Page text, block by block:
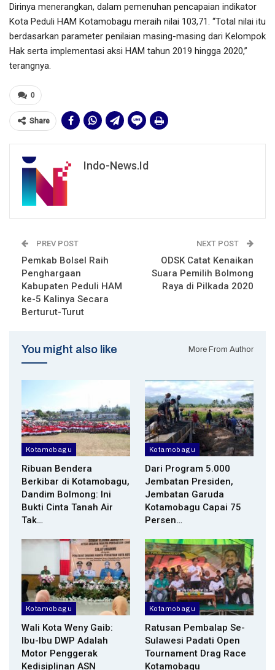
Dirinya menerangkan, dalam pemenuhan pencapaian indikator
Kota Peduli HAM Kotamobagu meraih nilai 103,71. “Total nilai itu
berdasarkan parameter penilaian masing-masing dari Kelompok
Hak serta implementasi aksi HAM tahun 2019 hingga 2020,”
terangnya.
0
Share
Indo-News.id
PREV POST
Pemkab Bolsel Raih
Penghargaan
Kabupaten Peduli HAM
ke-5 Kalinya Secara
Berturut-Turut
NEXT POST
ODSK Catat Kenaikan
Suara Pemilih Bolmong
Raya di Pilkada 2020
You might also like More From Author
Kotamobagu
Ribuan Bendera
Berkibar di Kotamobagu,
Dandim Bolmong: Ini
Bukti Cinta Tanah Air
Tak…
Kotamobagu
Dari Program 5.000
Jembatan Presiden,
Jembatan Garuda
Kotamobagu Capai 75
Persen…
Kotamobagu
Wali Kota Weny Gaib:
Ibu-Ibu DWP Adalah
Motor Penggerak
Kedisiplinan ASN
Kotamobagu
Ratusan Pembalap Se-
Sulawesi Padati Open
Tournament Drag Race
Kotamobagu